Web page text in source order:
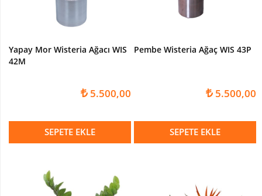
Yapay Mor Wisteria Ağacı WIS
42M
5.500,00
SEPETE EKLE
Pembe Wisteria Ağaç WIS 43P
5.500,00
SEPETE EKLE